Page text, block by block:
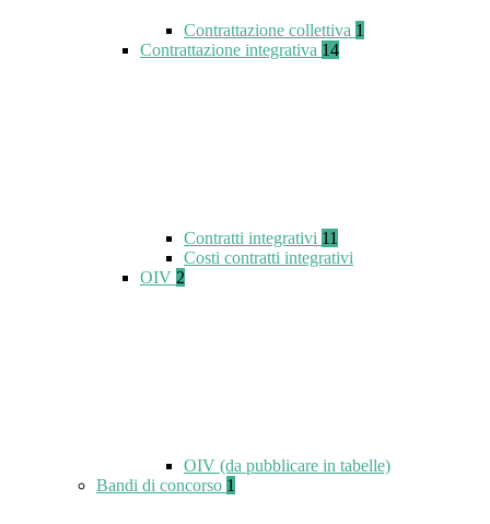
Contrattazione collettiva 1
Contrattazione integrativa 14
Contratti integrativi 11
Costi contratti integrativi
OIV 2
OIV (da pubblicare in tabelle)
Bandi di concorso 1